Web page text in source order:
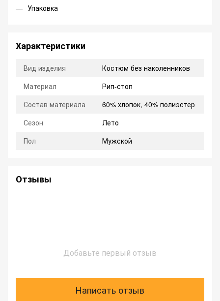
Упаковка
Характеристики
Вид изделия
Костюм без наколенников
Материал
Рип-стоп
Состав материала
60% хлопок, 40% полиэстер
Сезон
Лето
Пол
Мужской
Отзывы
Добавьте первый отзыв
Написать отзыв